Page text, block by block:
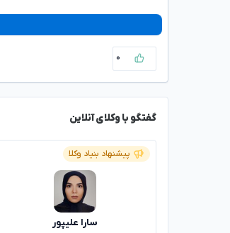
۰
گفتگو با وکلای آنلاین
پیشنهاد بنیاد وکلا
سارا علیپور